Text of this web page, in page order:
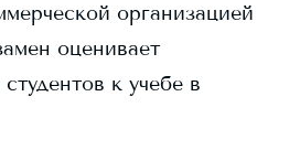
организацией
оценивает
к учебе в